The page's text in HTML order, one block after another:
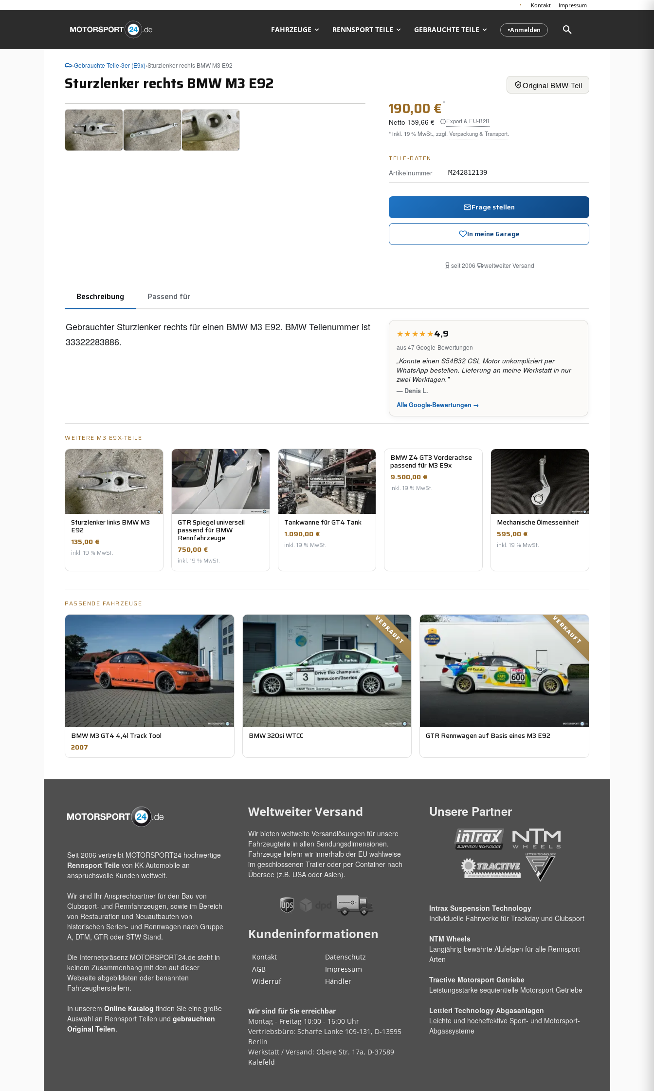
Kontakt Impressum
●Anmelden
FAHRZEUGE RENNSPORT TEILE GEBRAUCHTE TEILE
›Gebrauchte Teile›3er (E9x)›Sturzlenker rechts BMW M3 E92
Sturzlenker rechts BMW M3 E92 Original BMW-Teil
❮ ❯ 190,00 €*
Netto 159,66 €
Export & EU-B2B
* inkl. 19 % MwSt., zzgl. Verpackung & Transport.
TEILE-DATEN
Artikelnummer
M242812139
Frage stellen
In meine Garage
seit 2006· weltweiter Versand
Beschreibung Passend für
4,9
aus 47 Google-Bewertungen
„Konnte einen S54B32 CSL Motor unkompliziert per
WhatsApp bestellen. Lieferung an meine Werkstatt in nur
zwei Werktagen."
— Denis L.
Alle Google-Bewertungen →
Gebrauchter Sturzlenker rechts für einen BMW M3 E92. BMW Teilenummer ist
33322283886.
WEITERE M3 E9X-TEILE
Sturzlenker links BMW M3
E92
135,00 €
inkl. 19 % MwSt.
GTR Spiegel universell
passend für BMW
Rennfahrzeuge
750,00 €
inkl. 19 % MwSt.
Tankwanne für GT4 Tank
1.090,00 €
inkl. 19 % MwSt.
BMW Z4 GT3 Vorderachse
passend für M3 E9x
9.500,00 €
inkl. 19 % MwSt.
Mechanische Ölmesseinheit
595,00 €
inkl. 19 % MwSt.
PASSENDE FAHRZEUGE
BMW M3 GT4 4,4l Track Tool
2007
VERKAUFT
BMW 320si WTCC
VERKAUFT
GTR Rennwagen auf Basis eines M3 E92
Seit 2006 vertreibt MOTORSPORT24 hochwertige
Rennsport Teile von KK Automobile an
anspruchsvolle Kunden weltweit.
Wir sind Ihr Ansprechpartner für den Bau von
Clubsport- und Rennfahrzeugen, sowie im Bereich
von Restauration und Neuaufbauten von
historischen Serien- und Rennwagen nach Gruppe
A, DTM, GTR oder STW Stand.
Die Internetpräsenz MOTORSPORT24.de steht in
keinem Zusammenhang mit den auf dieser
Webseite abgebildeten oder benannten
Fahrzeugherstellern.
In unserem Online Katalog finden Sie eine große
Auswahl an Rennsport Teilen und gebrauchten
Original Teilen.
Weltweiter Versand
Wir bieten weltweite Versandlösungen für unsere
Fahrzeugteile in allen Sendungsdimensionen.
Fahrzeuge liefern wir innerhalb der EU wahlweise
im geschlossenen Trailer oder per Container nach
Übersee (z.B. USA oder Asien).
Kundeninformationen
Kontakt
Datenschutz
AGB
Impressum
Widerruf
Händler
Wir sind für Sie erreichbar
Montag - Freitag 10:00 - 16:00 Uhr
Vertriebsbüro: Scharfe Lanke 109-131, D-13595
Berlin
Werkstatt / Versand: Obere Str. 17a, D-37589
Kalefeld
Unsere Partner
Intrax Suspension Technology
Individuelle Fahrwerke für Trackday und Clubsport
NTM Wheels
Langjährig bewährte Alufelgen für alle Rennsport-
Arten
Tractive Motorsport Getriebe
Leistungsstarke sequientielle Motorsport Getriebe
Lettieri Technology Abgasanlagen
Leichte und hocheffektive Sport- und Motorsport-
Abgassysteme